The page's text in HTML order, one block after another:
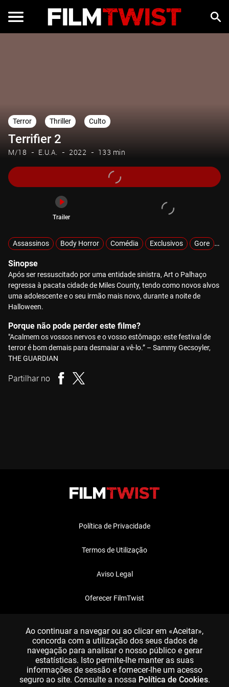
Terror Thriller Culto
Terrifier 2
M/18 E.U.A. 2022 133 min
Trailer
Assassinos Body Horror Comédia Exclusivos Gore
Sinopse
Após ser ressuscitado por uma entidade sinistra, Art o Palhaço
regressa à pacata cidade de Miles County, tendo como novos alvos
uma adolescente e o seu irmão mais novo, durante a noite de
Halloween.
Porque não pode perder este filme?
"Acalmem os vossos nervos e o vosso estômago: este festival de
terror é bom demais para desmaiar a vê-lo.” – Sammy Gecsoyler,
THE GUARDIAN
Partilhar no
Política de Privacidade
Termos de Utilização
Aviso Legal
Oferecer FilmTwist
Ao continuar a navegar ou ao clicar em «Aceitar»,
concorda com a utilização dos seus dados de
navegação para analisar o nosso público e gerar
estatísticas. Isto permite-lhe manter as suas
informações de sessão e fornecer-lhe um acesso
seguro ao site. Consulte a nossa Política de Cookies.